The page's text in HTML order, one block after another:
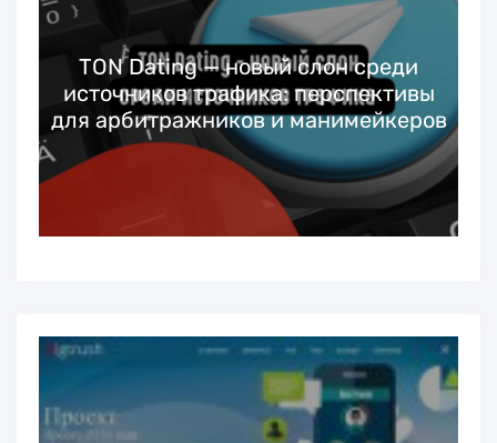
TON Dating — новый слон среди
источников трафика: перспективы
для арбитражников и манимейкеров